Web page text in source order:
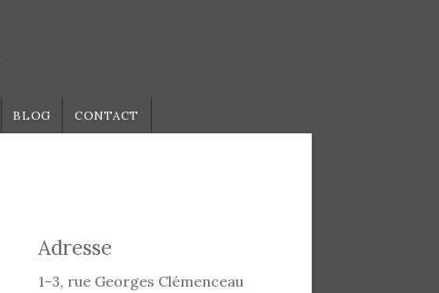
BLOG CONTACT
Adresse
1-3, rue Georges Clémenceau